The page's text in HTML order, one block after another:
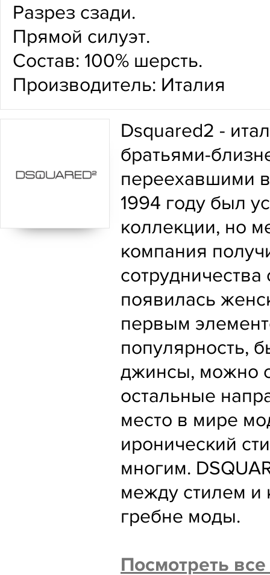
Разрез сзади.
Прямой силуэт.
Состав: 100% шерсть.
Производитель: Италия
Dsquared2 -
братьями-
переехавшими
1994 году был
коллекции, но
компания
появилась
первым
популярность,
джинсы, можно
остальные
место в мире
иронический
многим.
между стилем и
гребне моды.
Посмотреть